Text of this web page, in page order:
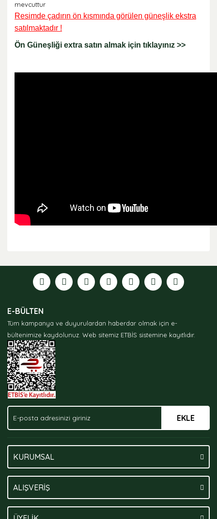
mevcuttur
Resimde çadırın ön kısmında görülen güneşlik ekstra
satılmaktadır !
Ön Güneşliği extra satın almak için tıklayınız >>
formunu kullanarak tarafımıza iletebilirsiniz.
Görüş ve önerileriniz için teşekkür ederiz.
Ürün açıklamasında eksik bilgiler bulunuyor.
Ürün bilgilerinde hatalar bulunuyor.
Ürün fiyatı diğer sitelerden daha pahalı.
Bu ürüne benzer farklı alternatifler olmalı.
E-BÜLTEN
Tüm kampanya ve duyurulardan haberdar olmak için e-
bültenimize kaydolunuz. Web sitemiz ETBİS sistemine kayıtlıdır.
EKLE
KURUMSAL
ALIŞVERİŞ